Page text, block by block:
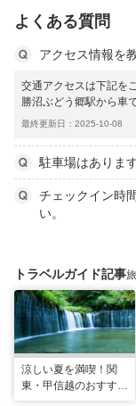
よくある質問
アクセス情報を
交通アクセスは下記を
勝沼ぶどう郷駅から車
最終更新日：2025-10-08
駐車場はありま
チェックイン時
い。
トラベルガイド記事
涼しい夏を満喫！関
東・甲信越のおすすめ